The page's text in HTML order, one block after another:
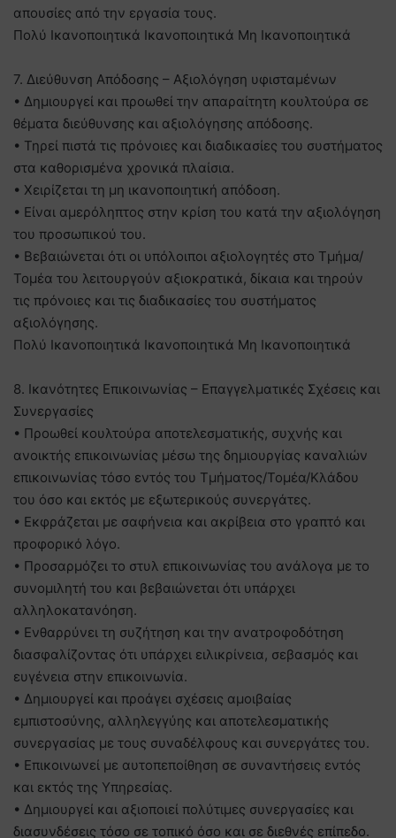
απουσίες από την εργασία τους.
Πολύ Ικανοποιητικά Ικανοποιητικά Μη Ικανοποιητικά
7. Διεύθυνση Απόδοσης – Αξιολόγηση υφισταμένων
• Δημιουργεί και προωθεί την απαραίτητη κουλτούρα σε
θέματα διεύθυνσης και αξιολόγησης απόδοσης.
• Τηρεί πιστά τις πρόνοιες και διαδικασίες του συστήματος
στα καθορισμένα χρονικά πλαίσια.
• Χειρίζεται τη μη ικανοποιητική απόδοση.
• Είναι αμερόληπτος στην κρίση του κατά την αξιολόγηση
του προσωπικού του.
• Βεβαιώνεται ότι οι υπόλοιποι αξιολογητές στο Τμήμα/
Τομέα του λειτουργούν αξιοκρατικά, δίκαια και τηρούν
τις πρόνοιες και τις διαδικασίες του συστήματος
αξιολόγησης.
Πολύ Ικανοποιητικά Ικανοποιητικά Μη Ικανοποιητικά
8. Ικανότητες Επικοινωνίας – Επαγγελματικές Σχέσεις και
Συνεργασίες
• Προωθεί κουλτούρα αποτελεσματικής, συχνής και
ανοικτής επικοινωνίας μέσω της δημιουργίας καναλιών
επικοινωνίας τόσο εντός του Τμήματος/Τομέα/Κλάδου
του όσο και εκτός με εξωτερικούς συνεργάτες.
• Εκφράζεται με σαφήνεια και ακρίβεια στο γραπτό και
προφορικό λόγο.
• Προσαρμόζει το στυλ επικοινωνίας του ανάλογα με το
συνομιλητή του και βεβαιώνεται ότι υπάρχει
αλληλοκατανόηση.
• Ενθαρρύνει τη συζήτηση και την ανατροφοδότηση
διασφαλίζοντας ότι υπάρχει ειλικρίνεια, σεβασμός και
ευγένεια στην επικοινωνία.
• Δημιουργεί και προάγει σχέσεις αμοιβαίας
εμπιστοσύνης, αλληλεγγύης και αποτελεσματικής
συνεργασίας με τους συναδέλφους και συνεργάτες του.
• Επικοινωνεί με αυτοπεποίθηση σε συναντήσεις εντός
και εκτός της Υπηρεσίας.
• Δημιουργεί και αξιοποιεί πολύτιμες συνεργασίες και
διασυνδέσεις τόσο σε τοπικό όσο και σε διεθνές επίπεδο.